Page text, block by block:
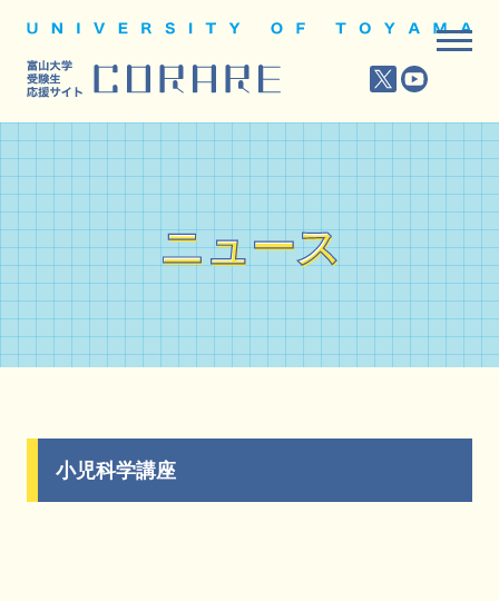
ニュース
ニュース
小児科学講座